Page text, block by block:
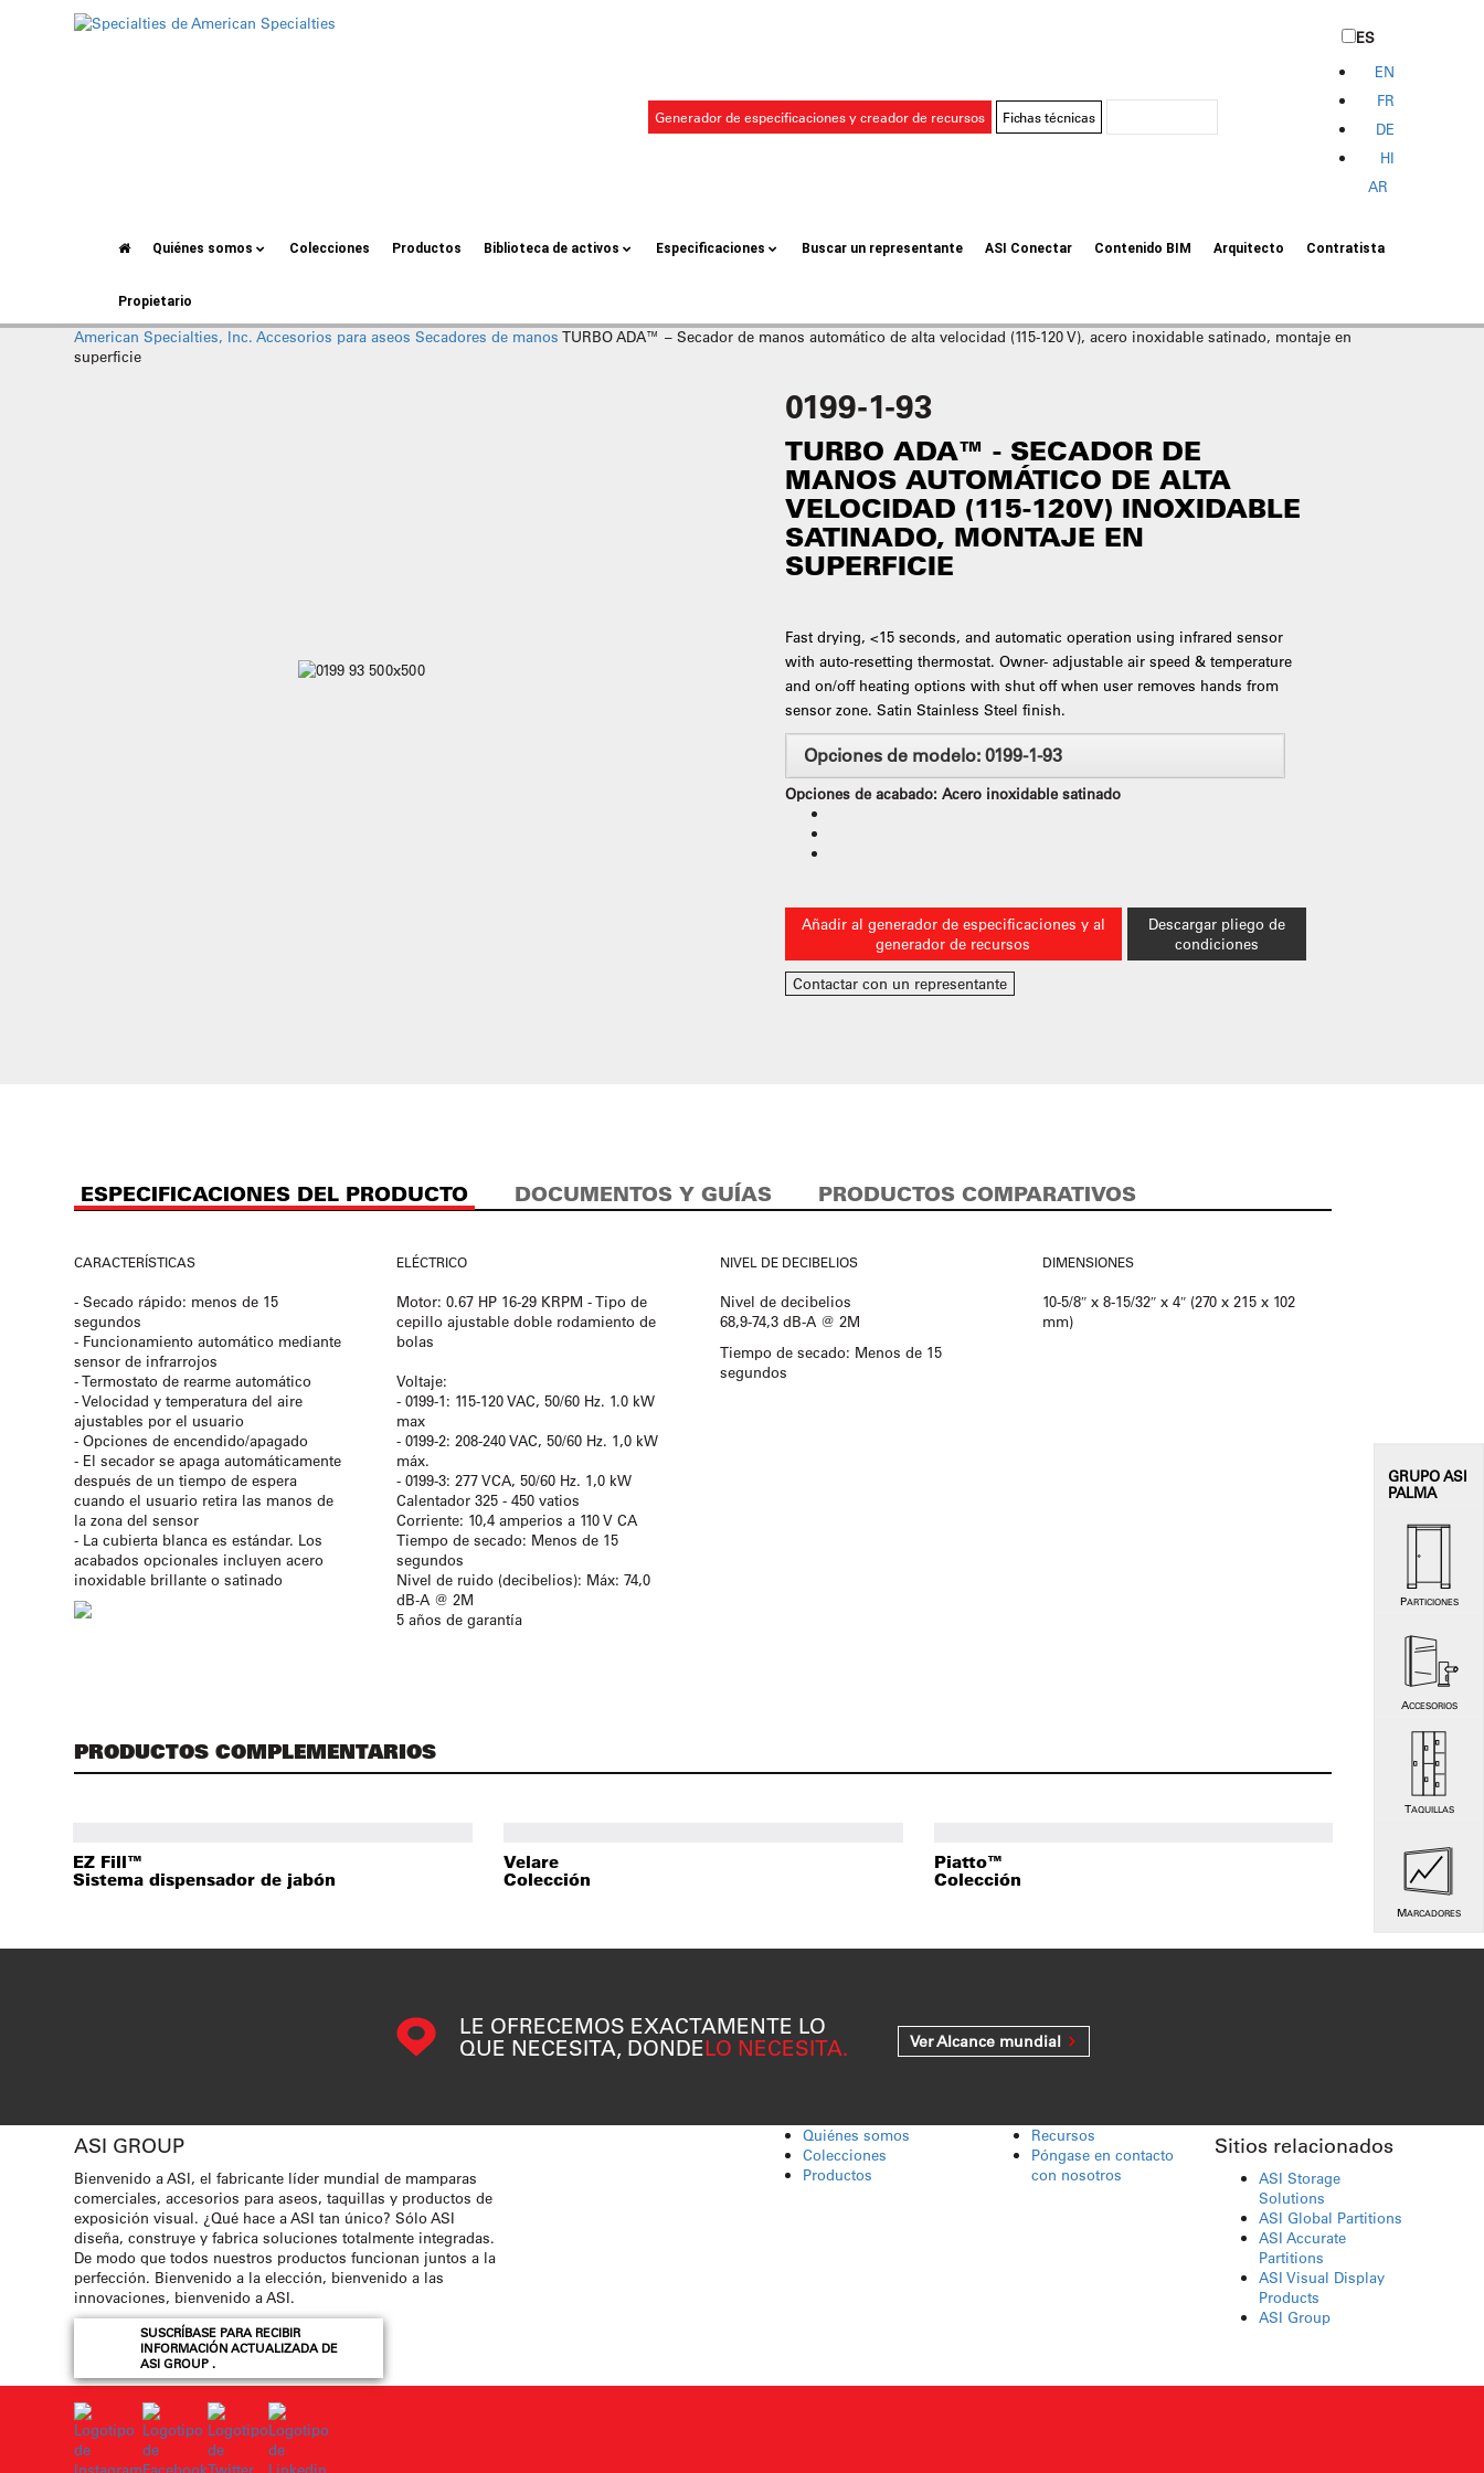
Generador de especificaciones y creador de recursos Fichas técnicas
ES
EN
FR
DE
HI
AR
Quiénes somos Colecciones Productos Biblioteca de activos Especificaciones Buscar un representante ASI Conectar Contenido BIM Arquitecto Contratista
Propietario
American Specialties, Inc. Accesorios para aseos Secadores de manos TURBO ADA™ – Secador de manos automático de alta velocidad (115-120 V), acero inoxidable satinado, montaje en
superficie
0199-1-93
TURBO ADA™ - SECADOR DE
MANOS AUTOMÁTICO DE ALTA
VELOCIDAD (115-120V) INOXIDABLE
SATINADO, MONTAJE EN
SUPERFICIE
Fast drying, <15 seconds, and automatic operation using infrared sensor
with auto-resetting thermostat. Owner- adjustable air speed & temperature
and on/off heating options with shut off when user removes hands from
sensor zone. Satin Stainless Steel finish.
Opciones de modelo: 0199-1-93
Opciones de acabado: Acero inoxidable satinado
Añadir al generador de especificaciones y al
generador de recursos
Descargar pliego de
condiciones
Contactar con un representante
ESPECIFICACIONES DEL PRODUCTO DOCUMENTOS Y GUÍAS PRODUCTOS COMPARATIVOS
CARACTERÍSTICAS
- Secado rápido: menos de 15
segundos
- Funcionamiento automático mediante
sensor de infrarrojos
- Termostato de rearme automático
- Velocidad y temperatura del aire
ajustables por el usuario
- Opciones de encendido/apagado
- El secador se apaga automáticamente
después de un tiempo de espera
cuando el usuario retira las manos de
la zona del sensor
- La cubierta blanca es estándar. Los
acabados opcionales incluyen acero
inoxidable brillante o satinado
ELÉCTRICO
Motor: 0.67 HP 16-29 KRPM - Tipo de
cepillo ajustable doble rodamiento de
bolas
Voltaje:
- 0199-1: 115-120 VAC, 50/60 Hz. 1.0 kW
max
- 0199-2: 208-240 VAC, 50/60 Hz. 1,0 kW
máx.
- 0199-3: 277 VCA, 50/60 Hz. 1,0 kW
Calentador 325 - 450 vatios
Corriente: 10,4 amperios a 110 V CA
Tiempo de secado: Menos de 15
segundos
Nivel de ruido (decibelios): Máx: 74,0
dB-A @ 2M
5 años de garantía
NIVEL DE DECIBELIOS
Nivel de decibelios
68,9-74,3 dB-A @ 2M
Tiempo de secado: Menos de 15
segundos
DIMENSIONES
10-5/8″ x 8-15/32″ x 4″ (270 x 215 x 102
mm)
PRODUCTOS COMPLEMENTARIOS
EZ Fill™
Sistema dispensador de jabón
Velare
Colección
Piatto™
Colección
LE OFRECEMOS EXACTAMENTE LO
QUE NECESITA, DONDELO NECESITA. Ver Alcance mundial
GRUPOASI
PALMA
PARTICIONES
ACCESORIOS
TAQUILLAS
MARCADORES
ASI GROUP
Bienvenido a ASI, el fabricante líder mundial de mamparas
comerciales, accesorios para aseos, taquillas y productos de
exposición visual. ¿Qué hace a ASI tan único? Sólo ASI
diseña, construye y fabrica soluciones totalmente integradas.
De modo que todos nuestros productos funcionan juntos a la
perfección. Bienvenido a la elección, bienvenido a las
innovaciones, bienvenido a ASI.
SUSCRÍBASE PARA RECIBIR
INFORMACIÓN ACTUALIZADA DE
ASI GROUP .
Quiénes somos
Colecciones
Productos
Recursos
Póngase en contacto
con nosotros
Sitios relacionados
ASI Storage
Solutions
ASI Global Partitions
ASI Accurate
Partitions
ASI Visual Display
Products
ASI Group